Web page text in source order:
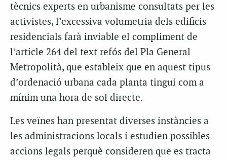
tècnics experts en urbanisme consultats per les
activistes, l’excessiva volumetria dels edificis
residencials farà inviable el compliment de
l’article 264 del text refós del Pla General
Metropolità, que estableix que en aquest tipus
d’ordenació urbana cada planta tingui com a
mínim una hora de sol directe.
Les veïnes han presentat diverses instàncies a
les administracions locals i estudien possibles
accions legals perquè consideren que es tracta